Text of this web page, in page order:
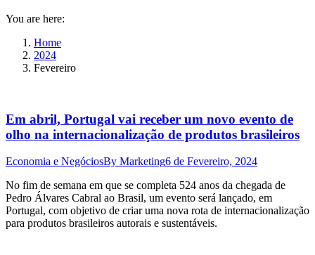
You are here:
Home
2024
Fevereiro
Em abril, Portugal vai receber um novo evento de
olho na internacionalização de produtos brasileiros
Economia e NegóciosBy Marketing6 de Fevereiro, 2024
No fim de semana em que se completa 524 anos da chegada de
Pedro Álvares Cabral ao Brasil, um evento será lançado, em
Portugal, com objetivo de criar uma nova rota de internacionalização
para produtos brasileiros autorais e sustentáveis.